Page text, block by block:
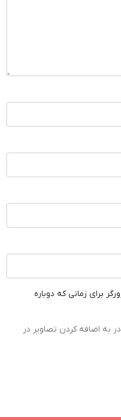
برای زمانی که دوباره
به اضافه کردن تصاویر در